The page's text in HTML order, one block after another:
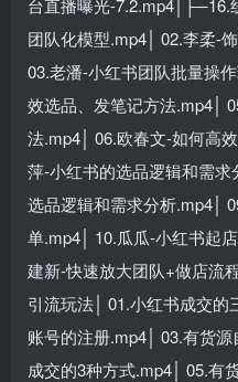
团队化模型.mp4│ 02.李柔-
03.老潘-小红书团队批量操
效选品、发笔记方法.mp4│
法.mp4│ 06.欧春文-如何高
萍-小红书的选品逻辑和需
选品逻辑和需求分析.mp4│
单.mp4│ 10.瓜瓜-小红书起
建新-快速放大团队+做店流
引流玩法│ 01.小红书成交的
账号的注册.mp4│ 03.有货
成交的3种方式.mp4│ 05.有